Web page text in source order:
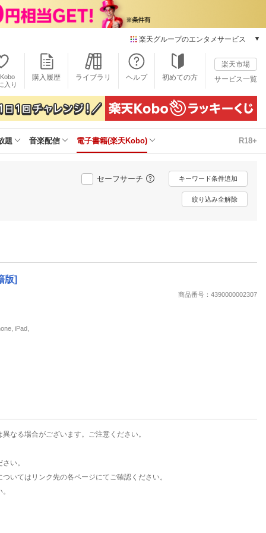
楽天グループのエンタメサービス
本/ゲーム/CD/DVD
楽天ブックス
電子書籍
楽天Kobo
雑誌読み放題
楽天ミュージック
動画配信
楽天TV
動画配信ガイド
推し楽
入り
購入履歴 ライブラリ ヘルプ 初めての方
楽天市場
サービス一覧
題 音楽配信 電子書籍(楽天Kobo) R18+
セーフサーチ キーワード条件追加
絞り込み全解除
版]
商品番号：4390000002307
iPad,
なる場合がございます。ご注意ください。
い。
いてはリンク先の各ページにてご確認ください。